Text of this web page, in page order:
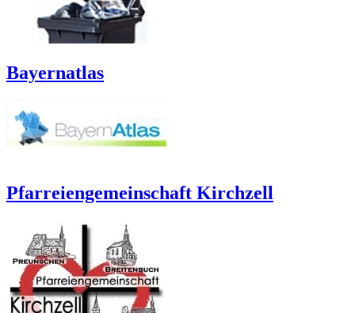
Bayernatlas
Pfarreiengemeinschaft Kirchzell